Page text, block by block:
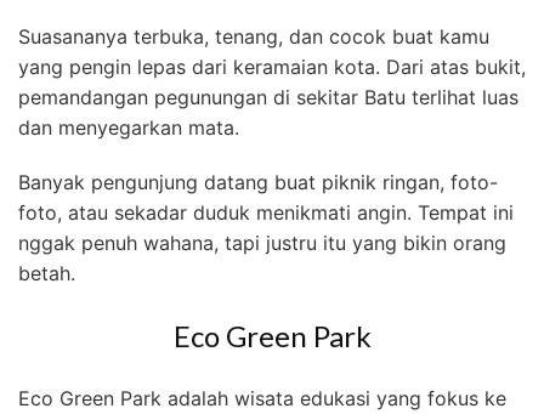
Suasananya terbuka, tenang, dan cocok buat kamu
yang pengin lepas dari keramaian kota. Dari atas bukit,
pemandangan pegunungan di sekitar Batu terlihat luas
dan menyegarkan mata.
Banyak pengunjung datang buat piknik ringan, foto-
foto, atau sekadar duduk menikmati angin. Tempat ini
nggak penuh wahana, tapi justru itu yang bikin orang
betah.
Eco Green Park
Eco Green Park adalah wisata edukasi yang fokus ke